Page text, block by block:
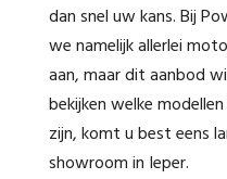
dan snel uw kans. Bij
we namelijk allerlei
aan, maar dit aanbod
bekijken welke
zijn, komt u best eens
showroom in Ieper.